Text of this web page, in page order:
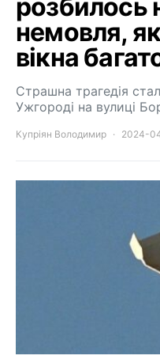
розбилось
немовля,
вікна
Страшна трагедія
Ужгороді на вулиці
Купріян Володимир 2024-